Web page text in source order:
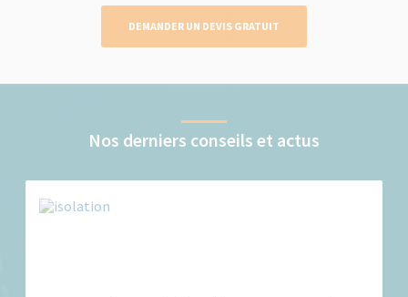
DEMANDER UN DEVIS GRATUIT
Nos derniers conseils et actus